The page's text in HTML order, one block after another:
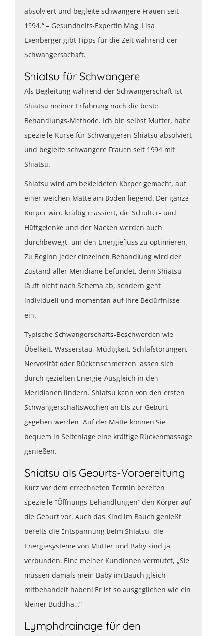
absolviert und begleite schwangere Frauen seit
1994.“ – Gesundheits-Expertin Mag. Lisa
Exenberger gibt Tipps für die Zeit während der
Schwangersachaft.
Shiatsu für Schwangere
Als Begleitung während der Schwangerschaft ist
Shiatsu meiner Erfahrung nach die beste
Behandlungs-Methode. Ich bin selbst Mutter, habe
spezielle Kurse für Schwangeren-Shiatsu absolviert
und begleite schwangere Frauen seit 1994 mit
Shiatsu.
Shiatsu wird am bekleideten Körper gemacht, auf
einer weichen Matte am Boden liegend. Der ganze
Körper wird kräftig massiert, die Schulter- und
Hüftgelenke und der Nacken werden auch
durchbewegt, um den Energiefluss zu optimieren.
Zu Beginn jeder einzelnen Behandlung wird der
Zustand aller Meridiane befundet, denn Shiatsu
läuft nicht nach Schema ab, sondern geht
individuell und momentan auf Ihre Bedürfnisse
ein.
Typische Schwangerschafts-Beschwerden wie
Übelkeit, Wasserstau, Müdigkeit, Schlafstörungen,
Nervosität oder Rückenschmerzen lassen sich
durch gezielten Energie-Ausgleich in den
Meridianen lindern. Shiatsu kann von den ersten
Schwangerschaftswochen an bis zur Geburt
gegeben werden. Auf der Matte können Sie
bequem in Seitenlage eine kräftige Rückenmassage
genießen.
Shiatsu als Geburts-Vorbereitung
Kurz vor dem errechneten Termin bereiten
spezielle “Öffnungs-Behandlungen” den Körper auf
die Geburt vor. Auch das Kind im Bauch genießt
bereits die Entspannung beim Shiatsu, die
Energiesysteme von Mutter und Baby sind ja
verbunden. Eine meiner Kundinnen vermutet, „Sie
müssen damals mein Baby im Bauch gleich
mitbehandelt haben! Er ist so ausgeglichen wie ein
kleiner Buddha…“
Lymphdrainage für den